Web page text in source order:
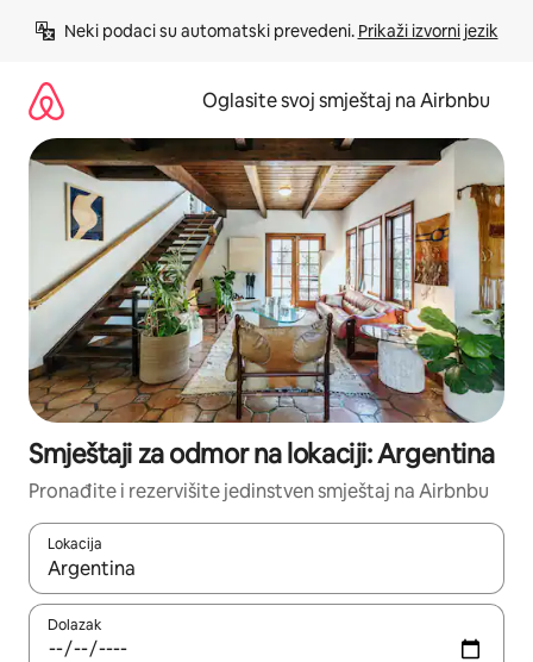
Neki podaci su automatski prevedeni. Prikaži izvorni jezik
Oglasite svoj smještaj na Airbnbu
Smještaji za odmor na lokaciji: Argentina
Pronađite i rezervišite jedinstven smještaj na Airbnbu
Lokacija
Kad rezultati budu dostupni, krećite se gore i dolje pomoću
Dolazak